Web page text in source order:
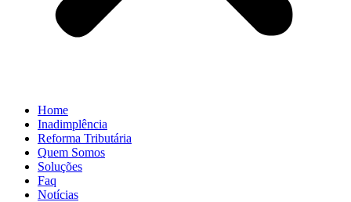
Home
Inadimplência
Reforma Tributária
Quem Somos
Soluções
Faq
Notícias